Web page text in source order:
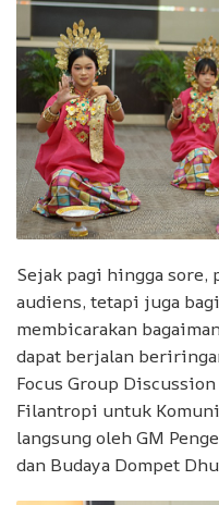
Sejak pagi hingga sore,
audiens, tetapi juga
membicarakan
dapat berjalan
Focus Group
Filantropi untuk
langsung oleh GM
dan Budaya Dompet